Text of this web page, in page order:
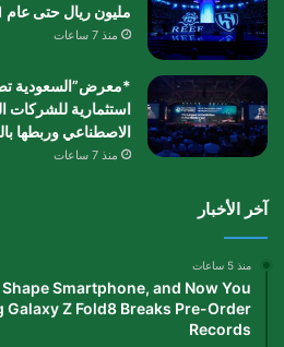
مليون ريال حتى عام 2031
منذ 7 ساعات
*معرض”السعودية
استثمارية للشركات
الاصطناعي وربطها
منذ 7 ساعات
آخر الأخبار
منذ 5 ساعات
Smartphone, and Now You
Galaxy Z Fold8 Breaks Pre-Order
Records